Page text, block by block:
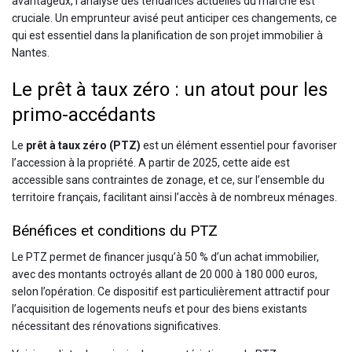
cruciale. Un emprunteur avisé peut anticiper ces changements, ce
qui est essentiel dans la planification de son projet immobilier à
Nantes.
Le prêt à taux zéro : un atout pour les
primo-accédants
Le prêt à taux zéro (PTZ) est un élément essentiel pour favoriser
l’accession à la propriété. A partir de 2025, cette aide est
accessible sans contraintes de zonage, et ce, sur l’ensemble du
territoire français, facilitant ainsi l’accès à de nombreux ménages.
Bénéfices et conditions du PTZ
Le PTZ permet de financer jusqu’à 50 % d’un achat immobilier,
avec des montants octroyés allant de 20 000 à 180 000 euros,
selon l’opération. Ce dispositif est particulièrement attractif pour
l’acquisition de logements neufs et pour des biens existants
nécessitant des rénovations significatives.